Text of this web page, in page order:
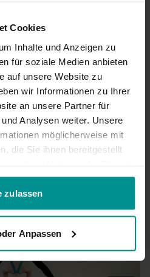
Cookies
Inhalte und Anzeigen zu
für soziale Medien anbieten
auf unsere Website zu
wir Informationen zu Ihrer
an unsere Partner für
Analysen weiter. Unsere
möglicherweise mit
die Sie ihnen bereitgestellt
zulassen
Anpassen
01:47
seitlicher Winkel -